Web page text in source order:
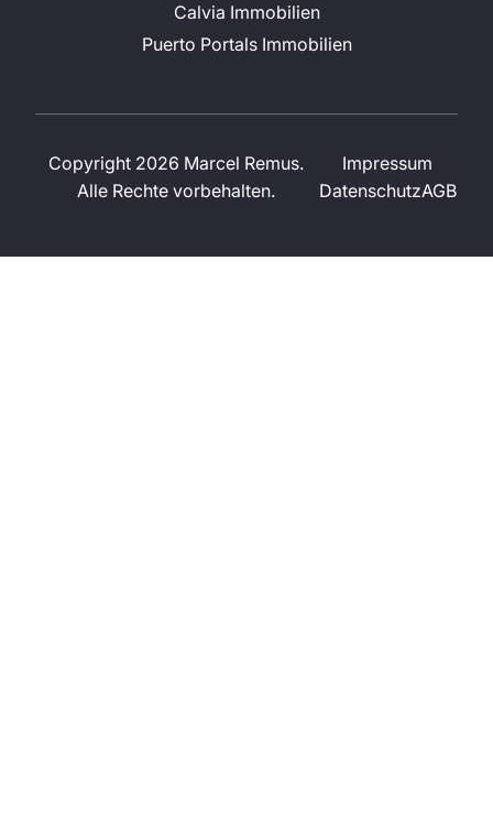
Calvia Immobilien
Puerto Portals Immobilien
Copyright 2026 Marcel Remus.
Alle Rechte vorbehalten.
Impressum
DatenschutzAGB